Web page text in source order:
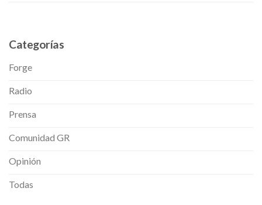
Categorías
Forge
Radio
Prensa
Comunidad GR
Opinión
Todas